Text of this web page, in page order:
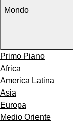
Mondo
Primo Piano
Africa
America Latina
Asia
Europa
Medio Oriente